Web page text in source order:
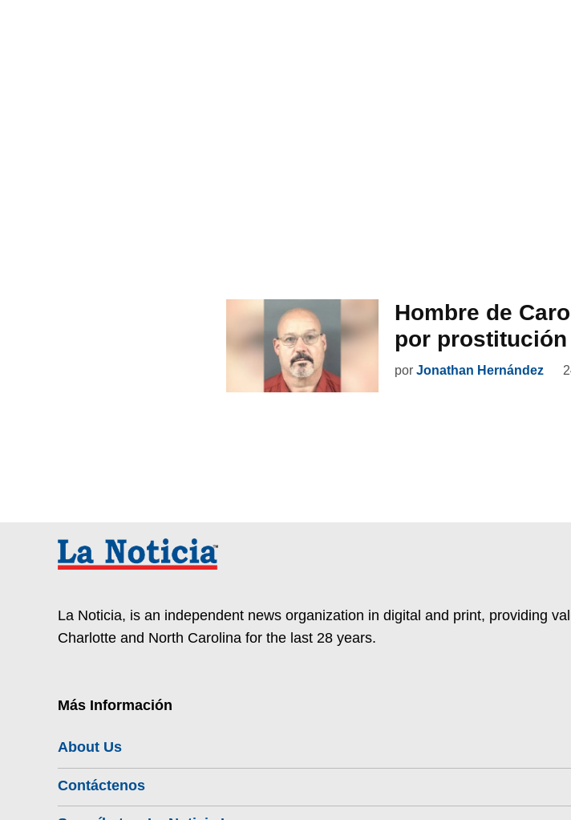
Hombre de
por prostitución
por Jonathan Hernández
La Noticia, is an independent news organization in digital and print, providing
Charlotte and North Carolina for the last 28 years.
Más Información
About Us
Contáctenos